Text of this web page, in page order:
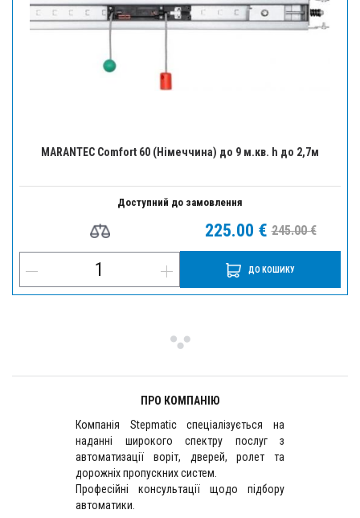
MARANTEC Comfort 60 (Німеччина) до 9 м.кв. h до 2,7м
Доступний до замовлення
225.00 € 245.00 €
ДО КОШИКУ
ПРО КОМПАНІЮ
Компанія Stepmatic спеціалізується на
наданні широкого спектру послуг з
автоматизації воріт, дверей, ролет та
дорожніх пропускних систем.
Професійні консультації щодо підбору
автоматики.